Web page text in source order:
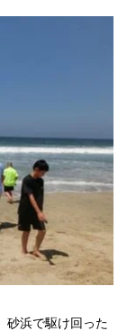
砂浜で駆け回った